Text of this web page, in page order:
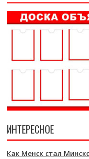
ИНТЕРЕСНОЕ
Как Менск стал